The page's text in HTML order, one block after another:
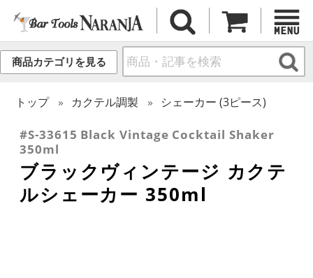
商品カテゴリを見る
トップ カクテル調製 シェーカー (3ピース)
#S-33615 Black Vintage Cocktail Shaker
350ml
ブラックヴィンテージ カクテ
ルシェーカー 350ml